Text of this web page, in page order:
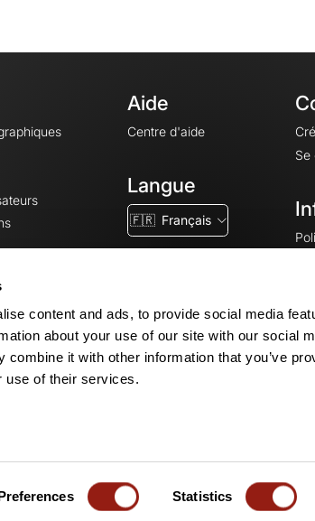
content and ads, to provide social media
about your use of our site with our social
combine it with other information that you’ve
use of their services.
Statistics
Aide
Centre d'aide
Langue
🇫🇷 Français
Se
Créez un compte et